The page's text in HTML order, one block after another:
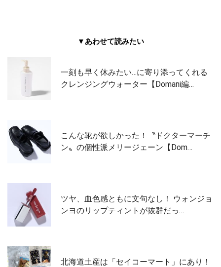
▼あわせて読みたい
一刻も早く休みたい…に寄り添ってくれる
クレンジングウォーター【Domani編…
こんな靴が欲しかった！〝ドクターマーチ
ン〟の個性派メリージェーン【Dom…
ツヤ、血色感ともに文句なし！ ウォンジョ
ンヨのリップティントが抜群だっ…
北海道土産は「セイコーマート」にあり！